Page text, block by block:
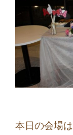
本日の会場